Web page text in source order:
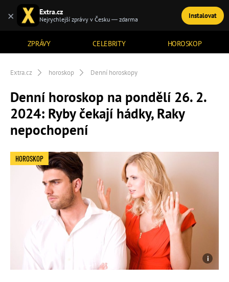
ZPRÁVY CELEBRITY HOROSKOP
TÉMATA
Extra.cz horoskop Denní horoskopy
Denní horoskop na pondělí 26. 2.
2024: Ryby čekají hádky, Raky
nepochopení
HOROSKOP
× Extra.cz
Nejrychlejší zprávy v Česku — zdarma Instalovat